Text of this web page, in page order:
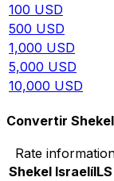
100 USD
500 USD
1,000 USD
5,000 USD
10,000 USD
Convertir
Rate
Shekel IsraelíILS